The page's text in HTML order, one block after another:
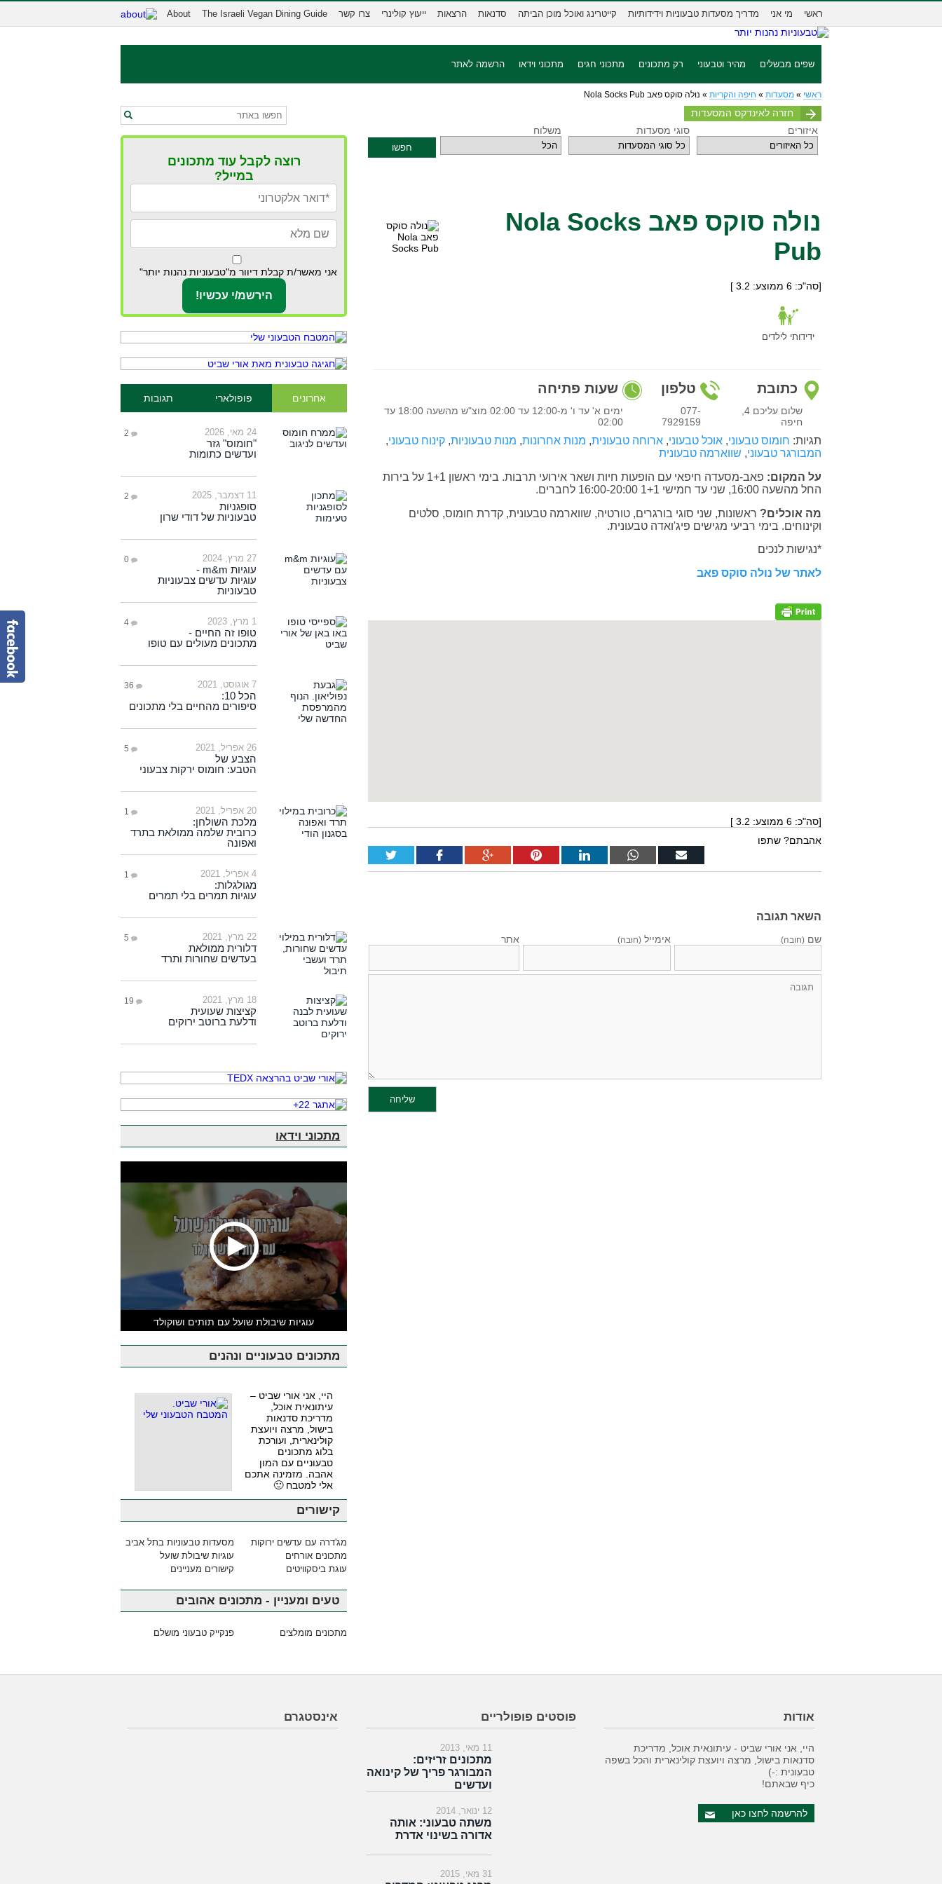
ראשי מי אני מדריך מסעדות טבעוניות וידידותיות קייטרינג ואוכל מוכן הביתה סדנאות הרצאות ייעוץ קולינרי צרו קשר The Israeli Vegan Dining Guide
About
שפים מבשלים מהיר וטבעוני רק מתכונים מתכוני חגים מתכוני וידאו הרשמה לאתר
ראשי » מסעדות » חיפה והקריות » נולה סוקס פאב Nola Socks Pub
חזרה לאינדקס המסעדות
איזורים
סוגי מסעדות משלוח
חפשו
נולה סוקס פאב Nola Socks
Pub
[סה"כ: 6 ממוצע: 3.2
]
ידידותי לילדים
כתובת
שלום עליכם 4,
חיפה
טלפון
077-
7929159
שעות פתיחה
ימים א' עד ו' מ-12:00 עד 02:00 מוצ"ש מהשעה 18:00 עד
02:00
תגיות: חומוס טבעוני, אוכל טבעוני, ארוחה טבעונית, מנות אחרונות, מנות טבעוניות, קינוח טבעוני,
המבורגר טבעוני, שווארמה טבעונית
על המקום:
פאב-מסעדה חיפאי עם הופעות חיות ושאר אירועי תרבות. בימי ראשון 1+1 על בירות
החל מהשעה 16:00, שני עד חמישי 1+1 16:00-20:00 לחברים.
מה אוכלים? ראשונות, שני סוגי בורגרים, טורטיה, שווארמה טבעונית, קדרת חומוס, סלטים
וקינוחים. בימי רביעי מגישים פיג'ואדה טבעונית.
*נגישות לנכים
לאתר של נולה סוקס פאב
[סה"כ: 6 ממוצע: 3.2
]
אהבתם? שתפו
השאר תגובה
שם (חובה) אימייל(חובה) אתר
רוצה לקבל עוד מתכונים
במייל?
אני מאשר/ת קבלת דיוור מ"טבעוניות נהנות יותר"
אחרונים פופולארי תגובות
24 מאי, 2026 2
"חומוס" גזר
ועדשים כתומות
11 דצמבר, 2025 2
סופגניות
טבעוניות של דודי שרון
27 מרץ, 2024 0
עוגיות m&m -
עוגיות עדשים צבעוניות
טבעוניות
1 מרץ, 2023 4
טופו זה החיים -
מתכונים מעולים עם טופו
7 אוגוסט, 2021 36
הכל 10:
סיפורים מהחיים בלי מתכונים
26 אפריל, 2021 5
הצבע של
הטבע: חומוס ירקות צבעוני
20 אפריל, 2021 1
מלכת השולחן:
כרובית שלמה ממולאת בתרד
ואפונה
4 אפריל, 2021 1
מגולגלות:
עוגיות תמרים בלי תמרים
22 מרץ, 2021 5
דלורית ממולאת
בעדשים שחורות ותרד
18 מרץ, 2021 19
קציצות שעועית
ודלעת ברוטב ירוקים
מתכוני וידאו
עוגיות שיבולת שועל עם תותים ושוקולד
מתכונים טבעוניים ונהנים
היי, אני אורי שביט –
עיתונאית אוכל,
מדריכת סדנאות
בישול, מרצה ויועצת
קולינארית, ועורכת
בלוג מתכונים
טבעוניים עם המון
אהבה. מזמינה אתכם
אלי למטבח 🙂
קישורים
מג'דרה עם עדשים ירוקות
מסעדות טבעוניות בתל אביב
מתכונים אורחים
עוגיות שיבולת שועל
עוגת ביסקוויטים
קישורים מעניינים
טעים ומעניין - מתכונים אהובים
מתכונים מומלצים פנקייק טבעוני מושלם
אודות
היי, אני אורי שביט - עיתונאית אוכל, מדריכת
סדנאות בישול, מרצה ויועצת קולינארית והכל בשפה
טבעונית :-)
כיף שבאתם!
להרשמה לחצו כאן
פוסטים פופולריים
11 מאי, 2013
מתכונים זריזים:
המבורגר פריך של קינואה
ועדשים
12 ינואר, 2014
משתה טבעוני: אותה
אדורה בשינוי אדרת
31 מאי, 2015
אינסטגרם